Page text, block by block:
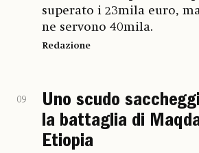
superato i 23mila euro,
ne servono 40mila.
Redazione
09
Uno scudo
la battaglia di
Etiopia